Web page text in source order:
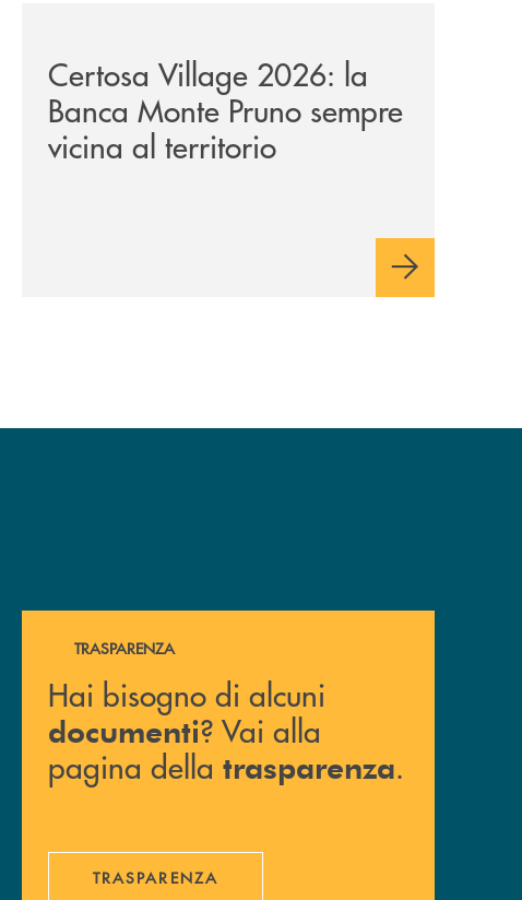
Certosa Village 2026: la
Banca Monte Pruno sempre
vicina al territorio
Hai bisogno di alcuni documenti ? Vai alla pagina della
TRASPARENZA
Hai bisogno di alcuni
documenti? Vai alla
pagina della trasparenza.
TRASPARENZA